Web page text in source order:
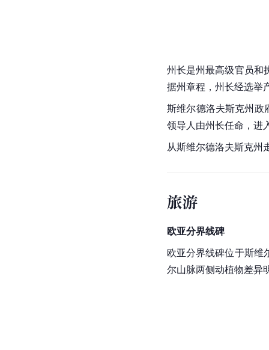
州长是州最高级官员和
据州章程，州长经选举
斯维尔德洛夫斯克州政
领导人由州长任命，进
从斯维尔德洛夫斯克州
旅游
欧亚分界线碑
欧亚分界线碑位于斯维
尔山脉两侧动植物差异